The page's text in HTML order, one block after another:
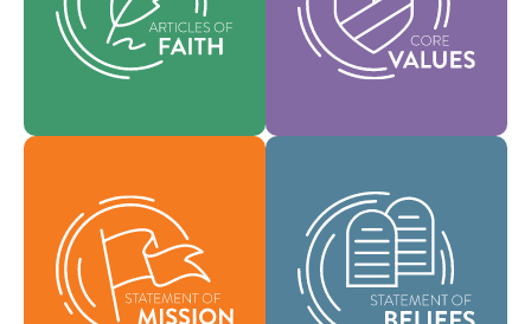
verdades esenciales
que guían cada área
de práctica.
nuestra denominación
y ayudan a dar forma a
nuestra cultura.
de Misión define
quiénes somos, por
qué existimos y
nuestra razón de ser.
global de fe, se nos ha
las buenas nuevas de
vida en Cristo Jesús a
las personas de todas
partes y difundir el
mensaje de la